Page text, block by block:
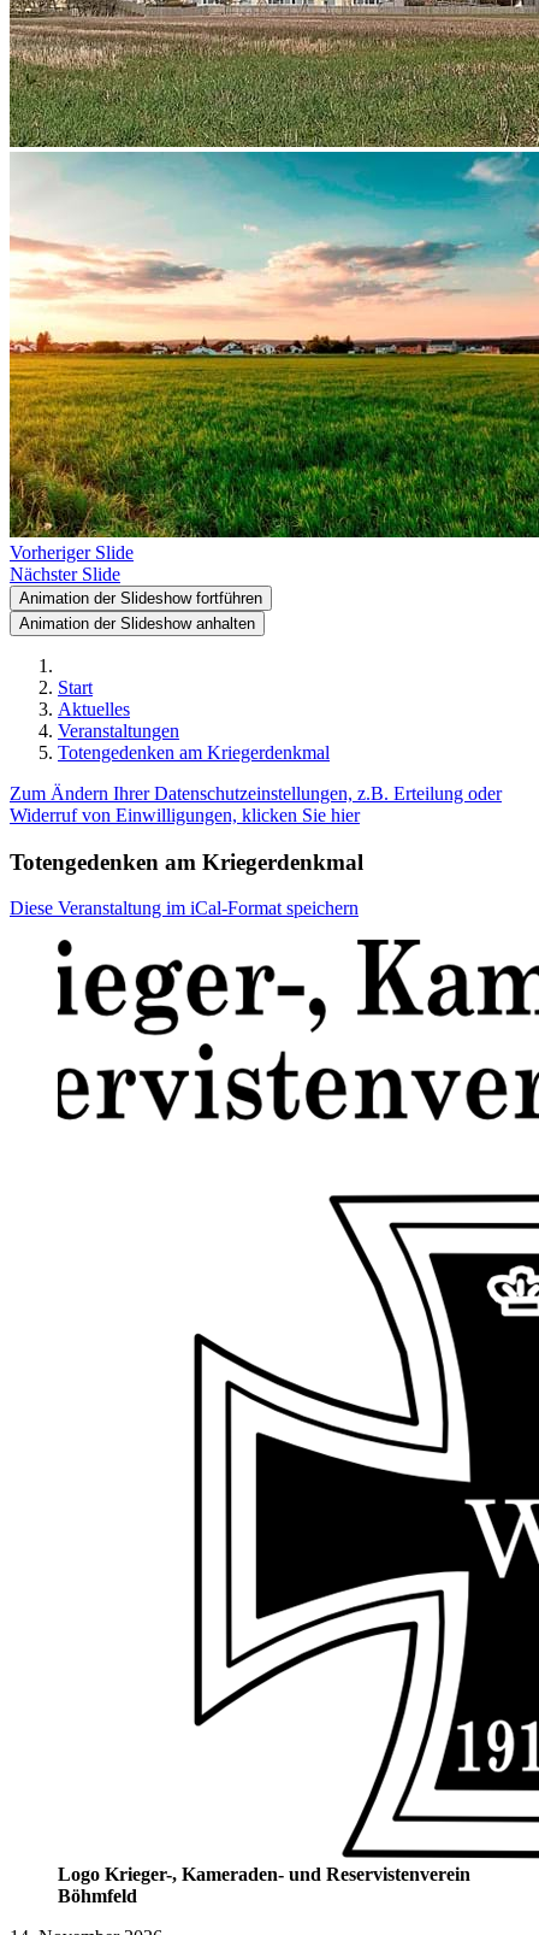
Vorheriger Slide
Nächster Slide
Animation der Slideshow fortführen
Animation der Slideshow anhalten
Start
Aktuelles
Veranstaltungen
Totengedenken am Kriegerdenkmal
Zum Ändern Ihrer Datenschutzeinstellungen, z.B. Erteilung oder
Widerruf von Einwilligungen, klicken Sie hier
Totengedenken am Kriegerdenkmal
Diese Veranstaltung im iCal-Format speichern
Logo Krieger-, Kameraden- und Reservistenverein
Böhmfeld